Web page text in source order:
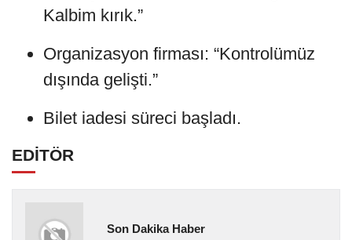
Kalbim kırık.”
Organizasyon firması: “Kontrolümüz
dışında gelişti.”
Bilet iadesi süreci başladı.
EDİTÖR
Son Dakika Haber